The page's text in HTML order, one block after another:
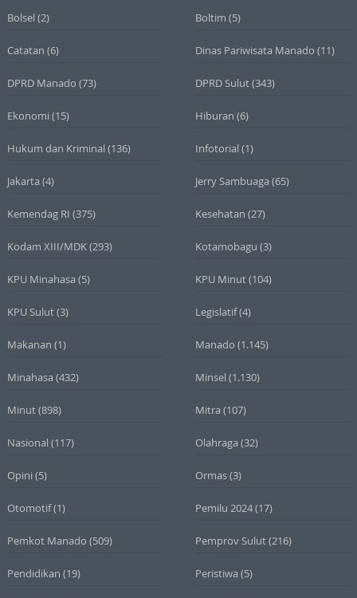
Bolsel (2) Boltim (5)
Catatan (6) Dinas Pariwisata Manado (11)
DPRD Manado (73) DPRD Sulut(343)
Ekonomi (15) Hiburan (6)
Hukum dan Kriminal (136) Infotorial (1)
Jakarta (4) Jerry Sambuaga (65)
Kemendag RI (375) Kesehatan (27)
Kodam XIII/MDK(293) Kotamobagu (3)
KPU Minahasa (5) KPU Minut(104)
KPU Sulut(3) Legislatif(4)
Makanan (1) Manado (1.145)
Minahasa (432) Minsel (1.130)
Minut(898) Mitra (107)
Nasional (117) Olahraga (32)
Opini (5) Ormas(3)
Otomotif(1) Pemilu 2024(17)
Pemkot Manado (509) Pemprov Sulut(216)
Pendidikan (19) Peristiwa (5)